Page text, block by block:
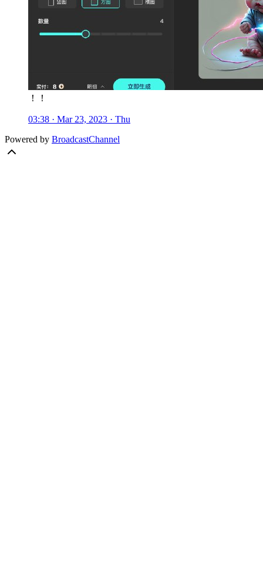
！！
03:38 · Mar 23, 2023 · Thu
Powered by BroadcastChannel